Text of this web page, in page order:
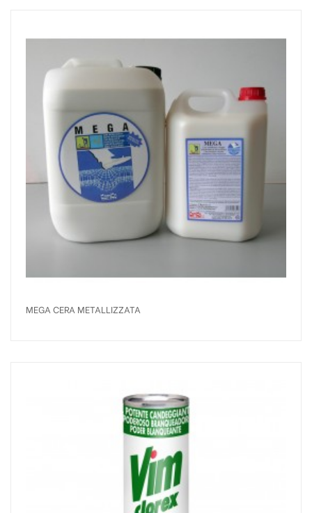
MEGA CERA METALLIZZATA